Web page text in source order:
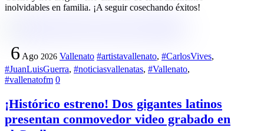
inolvidables en familia. ¡A seguir cosechando éxitos!
6 Ago 2026 Vallenato #artistavallenato, #CarlosVives,
#JuanLuisGuerra, #noticiasvallenatas, #Vallenato,
#vallenatofm 0
¡Histórico estreno! Dos gigantes latinos
presentan conmovedor video grabado en